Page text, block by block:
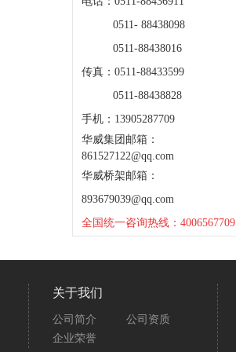
0511- 88438098
0511-88438016
传真：0511-88433599
0511-88438828
手机：13905287709
华威集团邮箱：
861527122@qq.com
华威桥架邮箱：
893679039@qq.com
全国统一咨询热线：4006567709
关于我们
公司简介
公司资质
企业荣誉